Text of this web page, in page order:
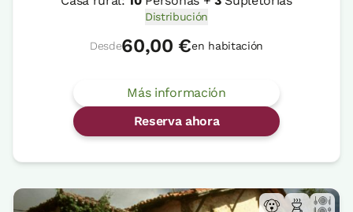
Distribución
Desde60,00 €en habitación
Más información
Reserva ahora